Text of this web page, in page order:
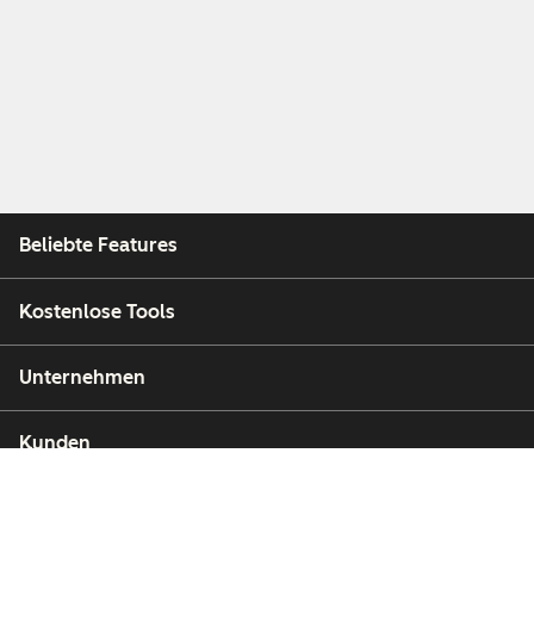
Beliebte Features
Kostenlose Tools
Unternehmen
Kunden